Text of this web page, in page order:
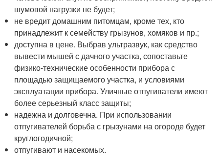
шумовой нагрузки не будет;
не вредит домашним питомцам, кроме тех, кто
принадлежит к семейству грызунов, хомяков и пр.;
доступна в цене. Выбрав ультразвук, как средство
вывести мышей с дачного участка, сопоставьте
физико-технические особенности прибора с
площадью защищаемого участка, и условиями
эксплуатации прибора. Уличные отпугиватели имеют
более серьезный класс защиты;
надежна и долговечна. При использовании
отпугивателей борьба с грызунами на огороде будет
круглогодичной;
отпугивают и насекомых.